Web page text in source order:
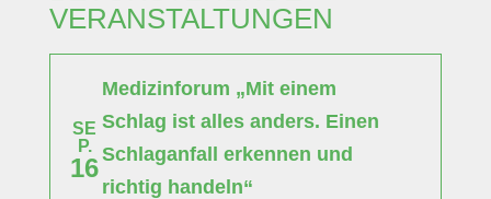
VERANSTALTUNGEN
SE
P.
16
Medizinforum „Mit einem
Schlag ist alles anders. Einen
Schlaganfall erkennen und
richtig handeln“